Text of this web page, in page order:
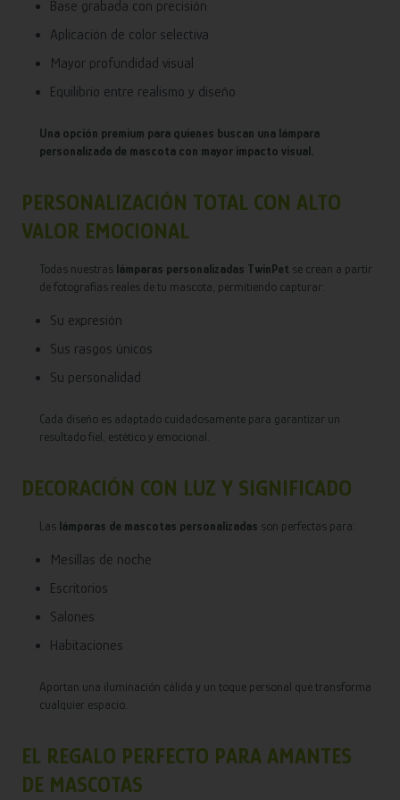
Base grabada con precisión
Aplicación de color selectiva
Mayor profundidad visual
Equilibrio entre realismo y diseño
Una opción premium para quienes buscan una lámpara
personalizada de mascota con mayor impacto visual.
PERSONALIZACIÓN TOTAL CON ALTO
VALOR EMOCIONAL
Todas nuestras lámparas personalizadas TwinPet se crean a partir
de fotografías reales de tu mascota, permitiendo capturar:
Su expresión
Sus rasgos únicos
Su personalidad
Cada diseño es adaptado cuidadosamente para garantizar un
resultado fiel, estético y emocional.
DECORACIÓN CON LUZ Y SIGNIFICADO
Las lámparas de mascotas personalizadas son perfectas para:
Mesillas de noche
Escritorios
Salones
Habitaciones
Aportan una iluminación cálida y un toque personal que transforma
cualquier espacio.
EL REGALO PERFECTO PARA AMANTES
DE MASCOTAS